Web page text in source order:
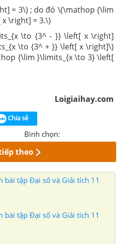
= 3\) ; do đó \(\mathop {\lim
\right] = 3.\)
\to {3^ - }} \left[ x \right]
\to {3^ + }} \left[ x \right]\)
{\lim }\limits_{x \to 3} \left[
Loigiaihay.com
Chia sẻ
Bình chọn:
theo
bài tập Đại số và Giải tích 11
bài tập Đại số và Giải tích 11